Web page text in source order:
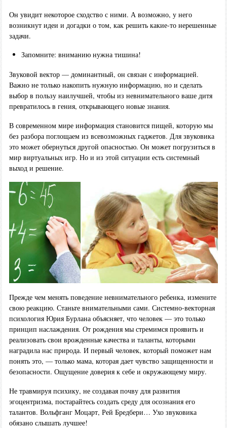
Он увидит некоторое сходство с ними. А возможно, у него
возникнут идеи и догадки о том, как решить какие-то нерешенные
задачи.
Запомните: вниманию нужна тишина!
Звуковой вектор — доминантный, он связан с информацией.
Важно не только накопить нужную информацию, но и сделать
выбор в пользу наилучшей, чтобы из невнимательного ваше дитя
превратилось в гения, открывающего новые знания.
В современном мире информация становится пищей, которую мы
без разбора поглощаем из всевозможных гаджетов. Для звуковика
это может обернуться другой опасностью. Он может погрузиться в
мир виртуальных игр. Но и из этой ситуации есть системный
выход и решение.
Прежде чем менять поведение невнимательного ребенка, измените
свою реакцию. Станьте внимательными сами. Системно-векторная
психология Юрия Бурлана объясняет, что человек — это только
принцип наслаждения. От рождения мы стремимся проявить и
реализовать свои врожденные качества и таланты, которыми
наградила нас природа. И первый человек, который поможет нам
понять это, — только мама, которая дает чувство защищенности и
безопасности. Ощущение доверия к себе и окружающему миру.
Не травмируя психику, не создавая почву для развития
эгоцентризма, постарайтесь создать среду для осознания его
талантов. Вольфганг Моцарт, Рей Бредбери… Ухо звуковика
обязано слышать лучшее!